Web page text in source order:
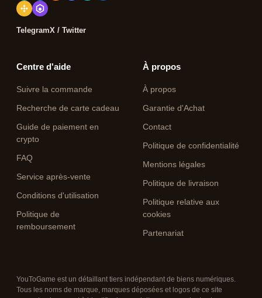
TelegramX / Twitter
Centre d'aide
Suivre la commande
Recherche de carte cadeau
Guide de paiement en
crypto
FAQ
Service après-vente
Conditions d'utilisation
Politique de
remboursement
À propos
À propos
Garantie d'Achat
Contact
Politique de confidentialité
Mentions légales
Politique de livraison
Politique relative aux
cookies
Partenariat
YouToGame est un détaillant tiers indépendant de biens numériques.
Tous les noms de marque, marques déposées et logos de ce site